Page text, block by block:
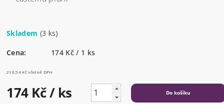
Skladem (3 ks)
Cena: 174 Kč / 1 ks
210,54 Kč včetně DPH
174 Kč/ ks